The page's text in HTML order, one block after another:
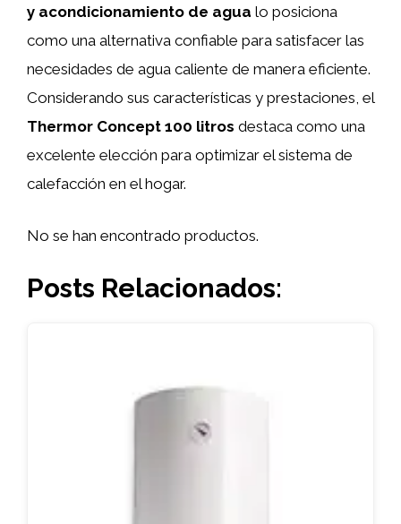
y acondicionamiento de agua lo posiciona
como una alternativa confiable para satisfacer las
necesidades de agua caliente de manera eficiente.
Considerando sus características y prestaciones, el
Thermor Concept 100 litros destaca como una
excelente elección para optimizar el sistema de
calefacción en el hogar.
No se han encontrado productos.
Posts Relacionados: